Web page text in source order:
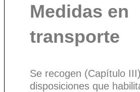
Medidas en
transporte
Se recogen (Capítulo
disposiciones que